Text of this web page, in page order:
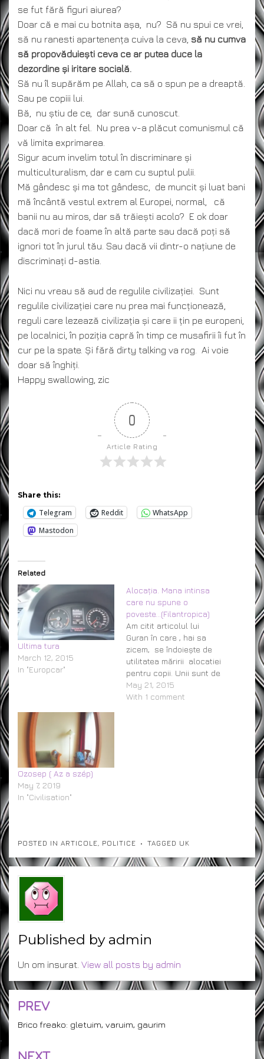
se fut fără figuri aiurea?
Doar că e mai cu botnita așa, nu? Să nu spui ce vrei,
să nu ranesti apartenența cuiva la ceva, să nu cumva
să propovăduiești ceva ce ar putea duce la
dezordine și iritare socială.
Să nu îl supărăm pe Allah, ca să o spun pe a dreaptă.
Sau pe copiii lui.
Bă, nu știu de ce, dar sună cunoscut.
Doar că în alt fel. Nu prea v-a plăcut comunismul că
vă limita exprimarea.
Sigur acum invelim totul în discriminare și
multiculturalism, dar e cam cu suptul pulii.
Mă gândesc și ma tot gândesc, de muncit și luat bani
mă încântă vestul extrem al Europei, normal, că
banii nu au miros, dar să trăiești acolo? E ok doar
dacă mori de foame în altă parte sau dacă poți să
ignori tot în jurul tău. Sau dacă vii dintr-o națiune de
discriminați d-astia.
Nici nu vreau să aud de regulile civilizației. Sunt
regulile civilizației care nu prea mai funcționează,
reguli care lezează civilizația și care ii țin pe europeni,
pe localnici, în poziția capră în timp ce musafirii îi fut în
cur pe la spate. Și fără dirty talking va rog. Ai voie
doar să înghiți.
Happy swallowing, zic
0
Article Rating
Share this:
Telegram Reddit
WhatsApp
Mastodon
Related
Ultima tura
March 12, 2015
In "Europcar"
Alocația. Mana intinsa
care nu spune o
poveste…(Filantropica)
Am citit articolul lui
Guran în care , hai sa
zicem, se îndoiește de
utilitatea măririi alocatiei
pentru copii. Unii sunt de
alta părere și cred ca e
bine asa. După părerea
May 21, 2015
With 1 comment
Ozosep ( Az a szép)
May 7, 2019
In "Civilisation"
POSTED IN ARTICOLE, POLITICE TAGGED UK
Published by admin
Un om insurat. View all posts by admin
Post
navigation
PREV
Brico freako: gletuim, varuim, gaurim
NEXT